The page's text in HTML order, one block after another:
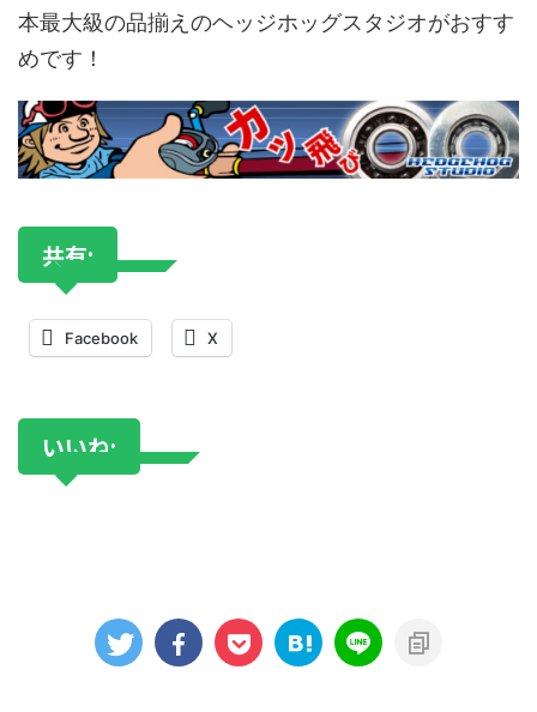
本最大級の品揃えのヘッジホッグスタジオがおすす
めです！
共有:
Facebook X
いいね: